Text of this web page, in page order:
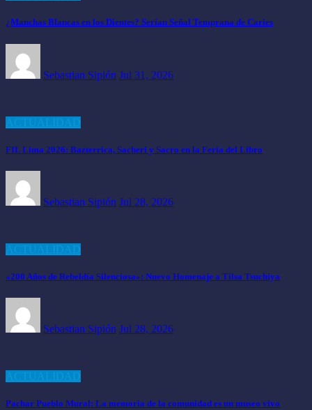
¿Manchas Blancas en los Dientes? Serían Señal Temprana de Caries
Sebastian Sipión Jul 31, 2026
FIL Lima 2026: Bazterrica, Sacheri y Sacro en la Feria del Libro
Sebastian Sipión Jul 28, 2026
«200 Años de Rebeldía Silenciosa»: Nuevo Homenaje a Tilsa Tsuchiya
Sebastian Sipión Jul 28, 2026
Pachar Pueblo Mural: La memoria de la comunidad es un museo vivo